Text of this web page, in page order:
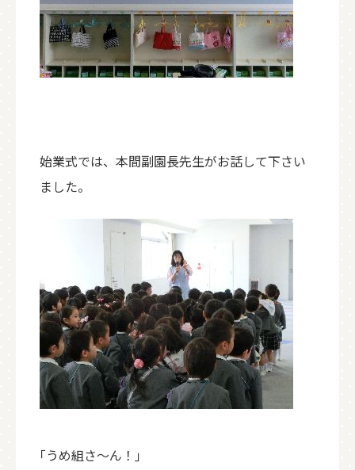
始業式では、本間副園長先生がお話して下さい
ました。
｢うめ組さ～ん！｣